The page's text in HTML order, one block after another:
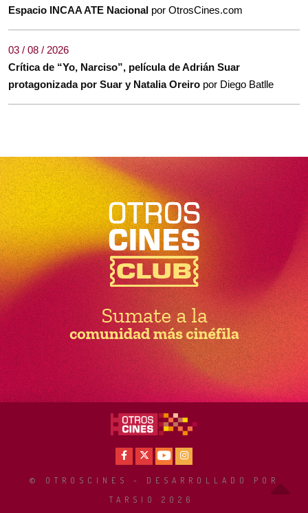
Espacio INCAA ATE Nacional por OtrosCines.com
03 / 08 / 2026
Crítica de “Yo, Narciso”, película de Adrián Suar
protagonizada por Suar y Natalia Oreiro por Diego Batlle
Facebook
X YoutubeInstagram
© OTROSCINES - DESARROLLADO POR
TARSIO 2026 .